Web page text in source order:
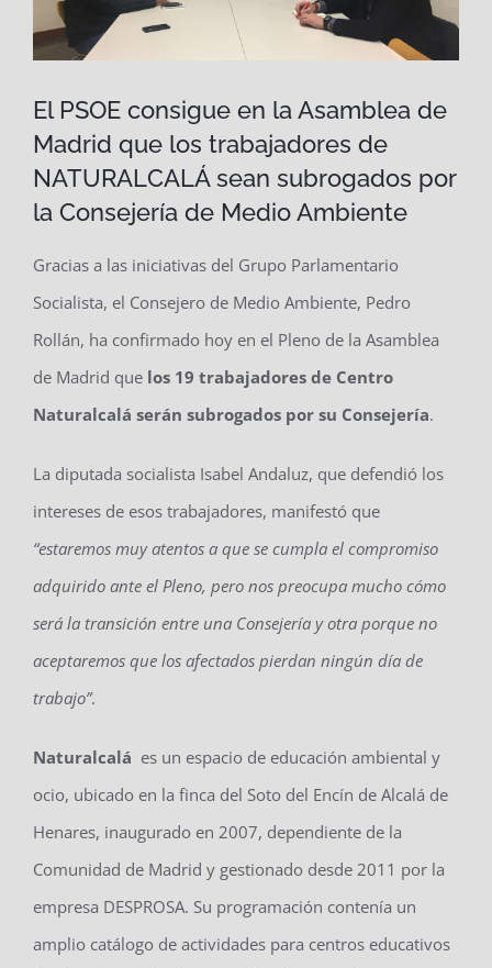
El PSOE consigue en la Asamblea de
Madrid que los trabajadores de
NATURALCALÁ sean subrogados por
la Consejería de Medio Ambiente
Gracias a las iniciativas del Grupo Parlamentario
Socialista, el Consejero de Medio Ambiente, Pedro
Rollán, ha confirmado hoy en el Pleno de la Asamblea
de Madrid que los 19 trabajadores de Centro
Naturalcalá serán subrogados por su Consejería.
La diputada socialista Isabel Andaluz, que defendió los
intereses de esos trabajadores, manifestó que
“estaremos muy atentos a que se cumpla el compromiso
adquirido ante el Pleno, pero nos preocupa mucho cómo
será la transición entre una Consejería y otra porque no
aceptaremos que los afectados pierdan ningún día de
trabajo”.
Naturalcalá es un espacio de educación ambiental y
ocio, ubicado en la finca del Soto del Encín de Alcalá de
Henares, inaugurado en 2007, dependiente de la
Comunidad de Madrid y gestionado desde 2011 por la
empresa DESPROSA. Su programación contenía un
amplio catálogo de actividades para centros educativos